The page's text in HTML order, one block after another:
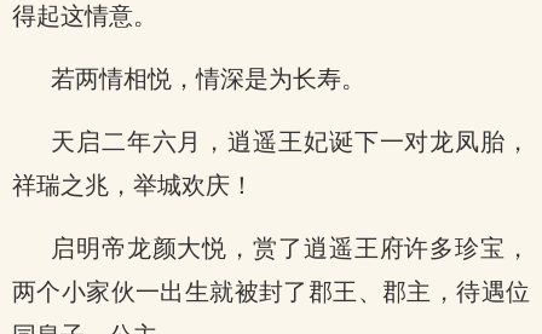
得起这情意。
若两情相悦，情深是为长寿。
天启二年六月，逍遥王妃诞下一对龙凤胎，
祥瑞之兆，举城欢庆！
启明帝龙颜大悦，赏了逍遥王府许多珍宝，
两个小家伙一出生就被封了郡王、郡主，待遇位